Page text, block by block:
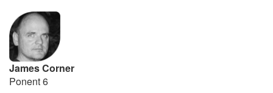
James Corner
Ponent 6